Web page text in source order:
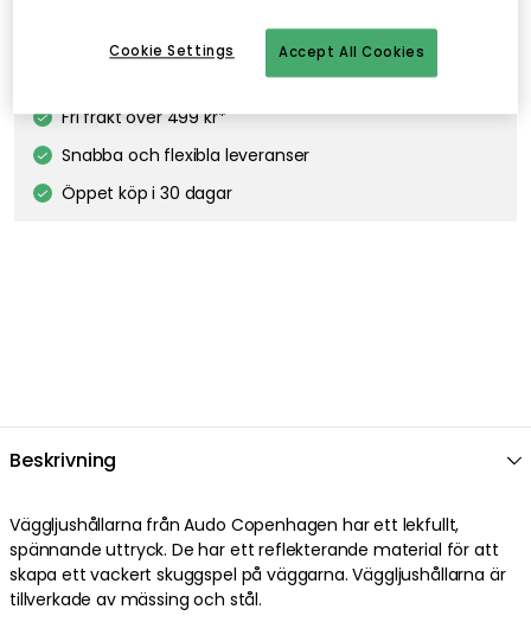
Fri frakt över 499 kr*
Snabba och flexibla leveranser
Öppet köp i 30 dagar
Beskrivning
Väggljushållarna från Audo Copenhagen har ett lekfullt,
spännande uttryck. De har ett reflekterande material för att
skapa ett vackert skuggspel på väggarna. Väggljushållarna är
tillverkade av mässing och stål.
Accept All Cookies
Cookie Settings